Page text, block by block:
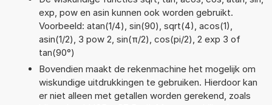
exp, pow en asin kunnen ook worden gebruikt.
Voorbeeld: atan(1/4), sin(90), sqrt(4), acos(1),
asin(1/2), 3 pow 2, sin(π/2), cos(pi/2), 2 exp 3 of
tan(90°)
Bovendien maakt de rekenmachine het mogelijk om
wiskundige uitdrukkingen te gebruiken. Hierdoor kan
er niet alleen met getallen worden gerekend, zoals